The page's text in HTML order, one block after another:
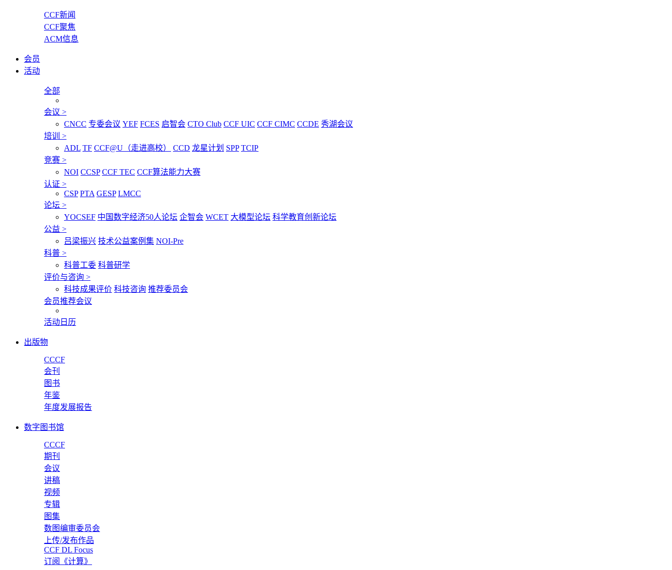
CCF新闻
CCF聚焦
ACM信息
会员
活动
全部
会议 >
CNCC 专委会议 YEF FCES 启智会 CTO Club CCF UIC CCF CIMC CCDE 秀湖会议
培训 >
ADL TF CCF@U（走进高校） CCD 龙星计划 SPP TCIP
竞赛 >
NOI CCSP CCF TEC CCF算法能力大赛
认证 >
CSP PTA GESP LMCC
论坛 >
YOCSEF 中国数字经济50人论坛 企智会 WCET 大模型论坛 科学教育创新论坛
公益 >
吕梁振兴 技术公益案例集 NOI-Pre
科普 >
科普工委 科普研学
评价与咨询 >
科技成果评价 科技咨询 推荐委员会
会员推荐会议
活动日历
出版物
CCCF
会刊
图书
年鉴
年度发展报告
数字图书馆
CCCF
期刊
会议
讲稿
视频
专辑
图集
数图编审委员会
上传/发布作品
CCF DL Focus
订阅《计算》